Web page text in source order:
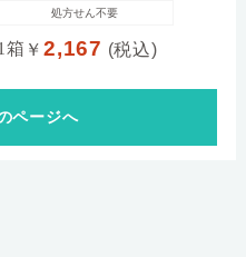
箱 ￥2,167 (税込)
処方せん不要
ページへ